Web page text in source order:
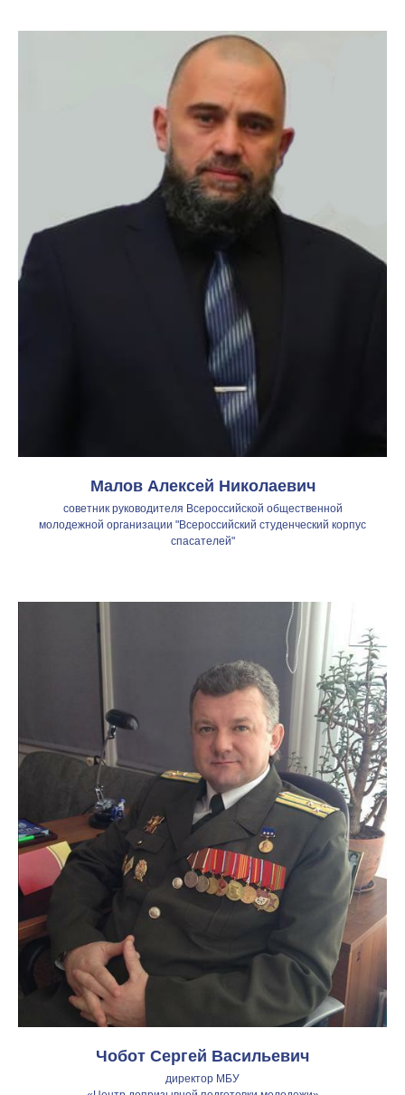
Малов Алексей Николаевич
советник руководителя Всероссийской общественной
молодежной организации "Всероссийский студенческий корпус
спасателей"
Чобот Сергей Васильевич
директор МБУ